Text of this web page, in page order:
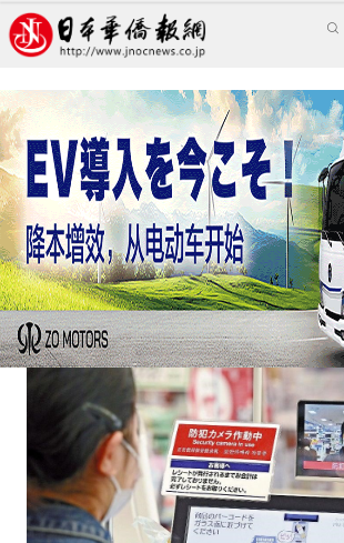
日本用自助结算试探人性的漏洞？
王亚囡 日本新闻 社会观察
日本华侨报 2022/10/21 18:08:50